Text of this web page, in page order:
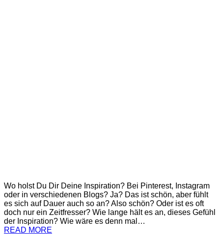
Wo holst Du Dir Deine Inspiration? Bei Pinterest, Instagram
oder in verschiedenen Blogs? Ja? Das ist schön, aber fühlt
es sich auf Dauer auch so an? Also schön? Oder ist es oft
doch nur ein Zeitfresser? Wie lange hält es an, dieses Gefühl
der Inspiration? Wie wäre es denn mal…
READ MORE